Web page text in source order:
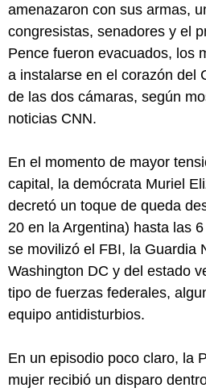
amenazaron con sus armas,
congresistas, senadores y el
Pence fueron evacuados, los
a instalarse en el corazón del
de las dos cámaras, según
noticias CNN.
En el momento de mayor
capital, la demócrata Muriel
decretó un toque de queda
20 en la Argentina) hasta las
se movilizó el FBI, la Guardia
Washington DC y del estado
tipo de fuerzas federales,
equipo antidisturbios.
En un episodio poco claro, la
mujer recibió un disparo